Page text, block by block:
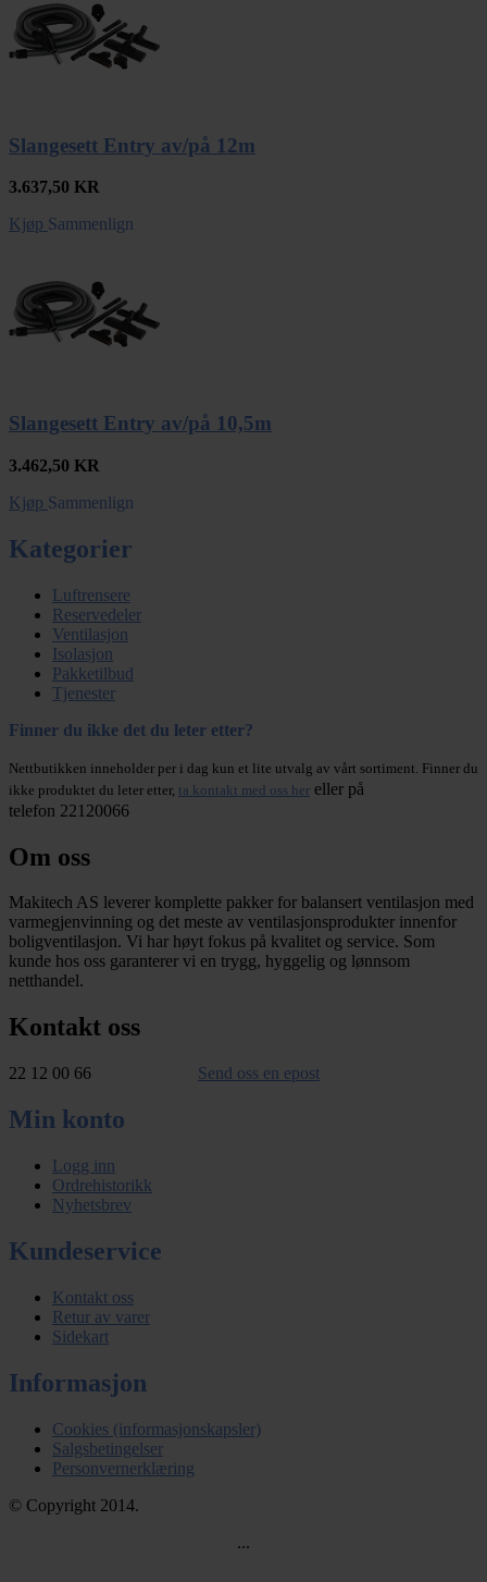
Slangesett Entry av/på 12m
3.637,50 KR
Kjøp Sammenlign
Slangesett Entry av/på 10,5m
3.462,50 KR
Kjøp Sammenlign
Kategorier
Luftrensere
Reservedeler
Ventilasjon
Isolasjon
Pakketilbud
Tjenester
Finner du ikke det du leter etter?
Nettbutikken inneholder per i dag kun et lite utvalg av vårt sortiment. Finner du
ikke produktet du leter etter, ta kontakt med oss her eller på
telefon 22120066
Om oss
Makitech AS leverer komplette pakker for balansert ventilasjon med
varmegjenvinning og det meste av ventilasjonsprodukter innenfor
boligventilasjon. Vi har høyt fokus på kvalitet og service. Som
kunde hos oss garanterer vi en trygg, hyggelig og lønnsom
netthandel.
Kontakt oss
22 12 00 66 Send oss en epost
Min konto
Logg inn
Ordrehistorikk
Nyhetsbrev
Kundeservice
Kontakt oss
Retur av varer
Sidekart
Informasjon
Cookies (informasjonskapsler)
Salgsbetingelser
Personvernerklæring
© Copyright 2014.
...